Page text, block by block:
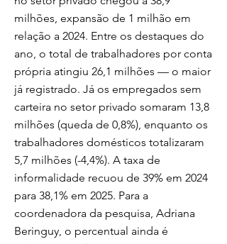
milhões, expansão de 1 milhão em
relação a 2024. Entre os destaques do
ano, o total de trabalhadores por conta
própria atingiu 26,1 milhões — o maior
já registrado. Já os empregados sem
carteira no setor privado somaram 13,8
milhões (queda de 0,8%), enquanto os
trabalhadores domésticos totalizaram
5,7 milhões (-4,4%). A taxa de
informalidade recuou de 39% em 2024
para 38,1% em 2025. Para a
coordenadora da pesquisa, Adriana
Beringuy, o percentual ainda é